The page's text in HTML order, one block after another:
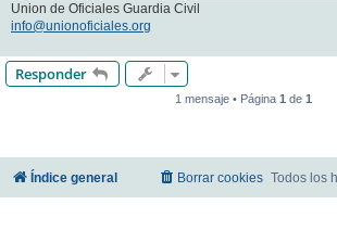
Union de Oficiales Guardia Civil
info@unionoficiales.org
Responder
1 mensaje • Página 1 de 1
Índice general Todos los
Borrar cookies